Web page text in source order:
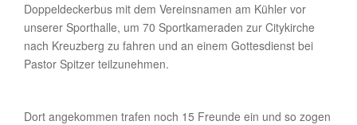
Doppeldeckerbus mit dem Vereinsnamen am Kühler vor
unserer Sporthalle, um 70 Sportkameraden zur Citykirche
nach Kreuzberg zu fahren und an einem Gottesdienst bei
Pastor Spitzer teilzunehmen.
Dort angekommen trafen noch 15 Freunde ein und so zogen